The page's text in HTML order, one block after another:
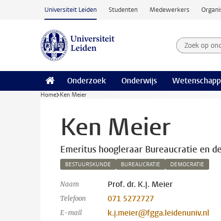
Ga naar hoofdinhoud
Universiteit Leiden Studenten Medewerkers
Zoek op
Zoekterm
Onderzoek Onderwijs
Home Ken Meier
Ken Meier
Emeritus hoogleraar Bureaucratie en
BESTUURSKUNDE BUREAUCRATIE DEMOCRATIE
Naam Prof. dr. K.J. Meier
Telefoon 071 5272727
E-mail k.j.meier@fgga.leidenuniv.nl